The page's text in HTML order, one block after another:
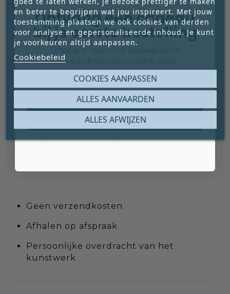
Bij de aankoopknop kun je kiezen uit de
Rechtstreeks kopen & afhalen
Wil je direct kopen? Dan kun je het
Geen verzendkosten
Afhalen op afspraak
Persoonlijke overdracht van het
kunstwerk
en beter te begrijpen wat jou inspireert. Met jouw
toestemming plaatsen we ook cookies van derden
voor analyse en gepersonaliseerde inhoud. Je kunt
je voorkeuren altijd aanpassen.
Cookiebeleid
COOKIES AANPASSEN
ALLES AFWIJZEN
ALLES AANVAARDEN
Ontvang een cadeau
bij je eerste bestelling
ontvang direct jouw voucher code.
Claim mijn gratis cadeau